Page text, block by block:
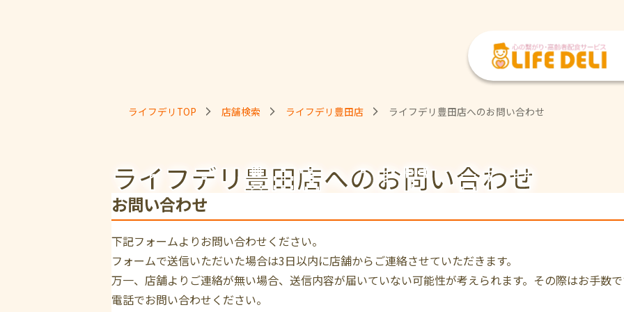
ライフデリTOP 店舗検索 ライフデリ豊田店 ライフデリ豊田店へのお問い合わせ
ライフデリ豊田店へのお問い合わせ
お問い合わせ
下記フォームよりお問い合わせください。
フォームで送信いただいた場合は3日以内に店舗からご連絡させていただきます。
万一、店舗よりご連絡が無い場合、送信内容が届いていない可能性が考えられます。その際はお手数
電話でお問い合わせください。